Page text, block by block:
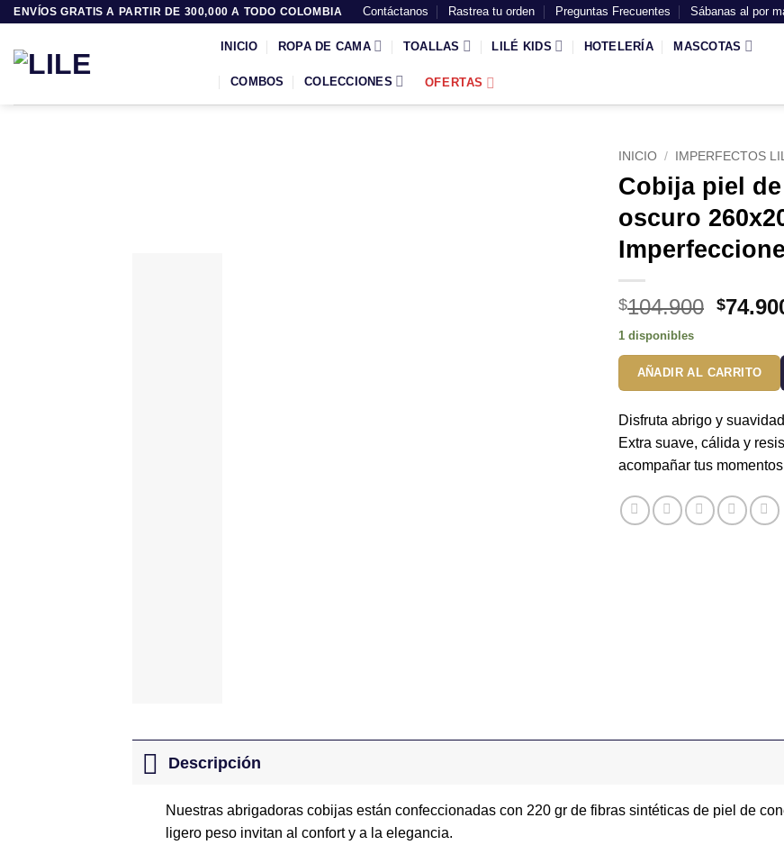
Saltar
contenido
ENVÍOS GRATIS A PARTIR DE 300,000 A TODO COLOMBIA Contáctanos Rastrea tu orden Preguntas Frecuentes Sábanas al por
INICIO ROPA DE CAMA TOALLAS LILÉ KIDS HOTELERÍA MASCOTAS
COMBOS COLECCIONES OFERTAS
INICIO / IMPERFECTOS
Cobija piel
oscuro
$104.900 El
era:
$
1 disponibles
AÑADIR AL CARRITO
Disfruta abrigo y
Extra suave, cálida y
acompañar tus
Descripción
Nuestras abrigadoras cobijas están confeccionadas con 220 gr de fibras sintéticas de piel de
ligero peso invitan al confort y a la elegancia.